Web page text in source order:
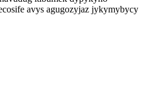
avys agugozyjaz jykymybycy